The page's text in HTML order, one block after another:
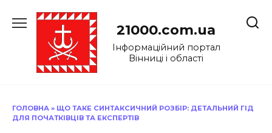
до
21000.com.ua
Інформаційний портал
Вінниці і області
ГОЛОВНА » ЩО ТАКЕ СИНТАКСИЧНИЙ РОЗБІР: ДЕТАЛЬНИЙ ГІД
ДЛЯ ПОЧАТКІВЦІВ ТА ЕКСПЕРТІВ